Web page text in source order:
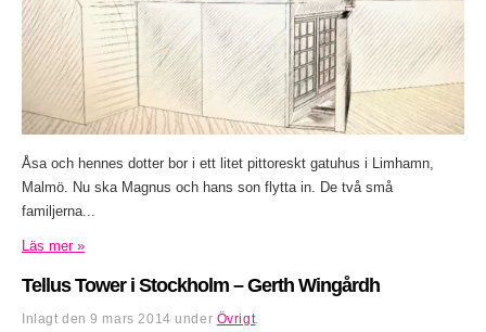
Åsa och hennes dotter bor i ett litet pittoreskt gatuhus i Limhamn,
Malmö. Nu ska Magnus och hans son flytta in. De två små
familjerna...
Läs mer »
Tellus Tower i Stockholm – Gerth Wingårdh
Inlagt den9 mars 2014 under Övrigt.